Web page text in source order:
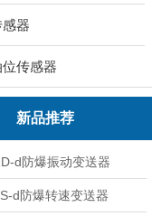
器
传感器
新品推荐
d防爆振动变送器
d防爆转速变送器